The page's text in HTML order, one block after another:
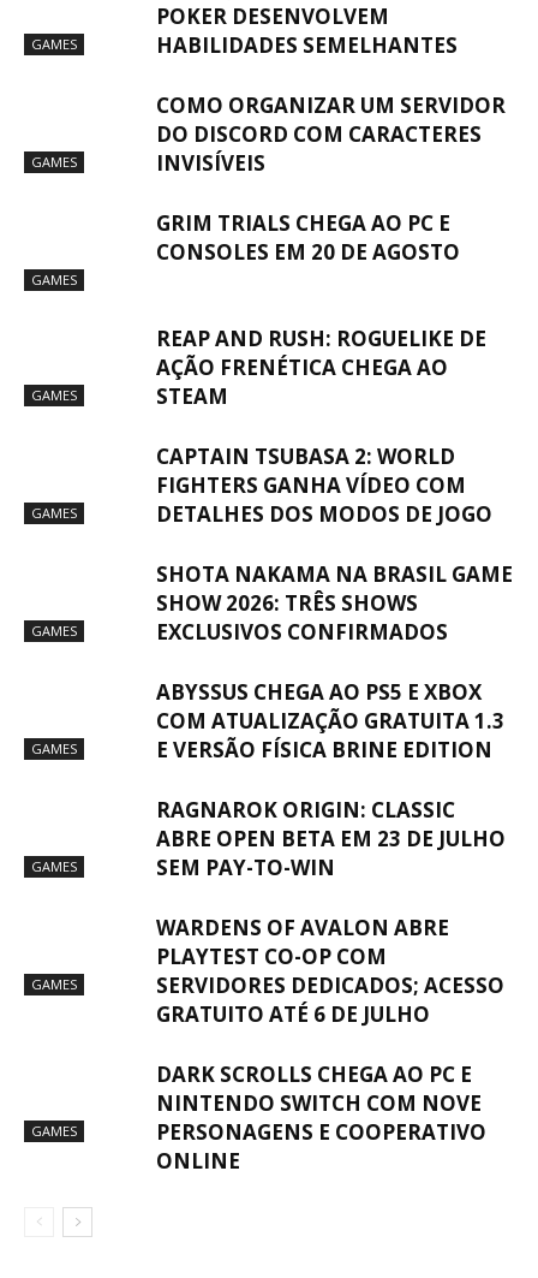
GAMES
POKER DESENVOLVEM
HABILIDADES SEMELHANTES
GAMES
COMO ORGANIZAR UM SERVIDOR
DO DISCORD COM CARACTERES
INVISÍVEIS
GAMES
GRIM TRIALS CHEGA AO PC E
CONSOLES EM 20 DE AGOSTO
GAMES
REAP AND RUSH: ROGUELIKE DE
AÇÃO FRENÉTICA CHEGA AO
STEAM
GAMES
CAPTAIN TSUBASA 2: WORLD
FIGHTERS GANHA VÍDEO COM
DETALHES DOS MODOS DE JOGO
GAMES
SHOTA NAKAMA NA BRASIL GAME
SHOW 2026: TRÊS SHOWS
EXCLUSIVOS CONFIRMADOS
GAMES
ABYSSUS CHEGA AO PS5 E XBOX
COM ATUALIZAÇÃO GRATUITA 1.3
E VERSÃO FÍSICA BRINE EDITION
GAMES
RAGNAROK ORIGIN: CLASSIC
ABRE OPEN BETA EM 23 DE JULHO
SEM PAY-TO-WIN
GAMES
WARDENS OF AVALON ABRE
PLAYTEST CO-OP COM
SERVIDORES DEDICADOS; ACESSO
GRATUITO ATÉ 6 DE JULHO
GAMES
DARK SCROLLS CHEGA AO PC E
NINTENDO SWITCH COM NOVE
PERSONAGENS E COOPERATIVO
ONLINE